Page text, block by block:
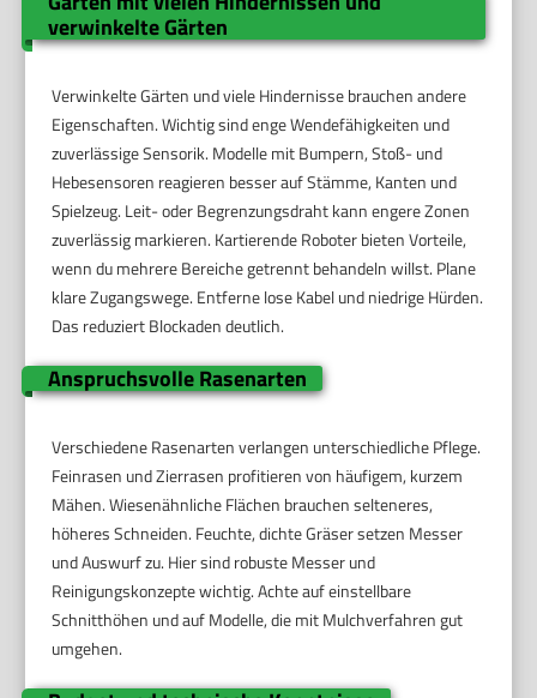
verwinkelte Gärten
Verwinkelte Gärten und viele Hindernisse brauchen andere
Eigenschaften. Wichtig sind enge Wendefähigkeiten und
zuverlässige Sensorik. Modelle mit Bumpern, Stoß- und
Hebesensoren reagieren besser auf Stämme, Kanten und
Spielzeug. Leit- oder Begrenzungsdraht kann engere Zonen
zuverlässig markieren. Kartierende Roboter bieten Vorteile,
wenn du mehrere Bereiche getrennt behandeln willst. Plane
klare Zugangswege. Entferne lose Kabel und niedrige Hürden.
Das reduziert Blockaden deutlich.
Anspruchsvolle Rasenarten
Verschiedene Rasenarten verlangen unterschiedliche Pflege.
Feinrasen und Zierrasen profitieren von häufigem, kurzem
Mähen. Wiesenähnliche Flächen brauchen selteneres,
höheres Schneiden. Feuchte, dichte Gräser setzen Messer
und Auswurf zu. Hier sind robuste Messer und
Reinigungskonzepte wichtig. Achte auf einstellbare
Schnitthöhen und auf Modelle, die mit Mulchverfahren gut
umgehen.